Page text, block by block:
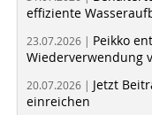
effiziente
23.07.2026 | Peikko
Wiederverwendung
20.07.2026 | Jetzt
einreichen